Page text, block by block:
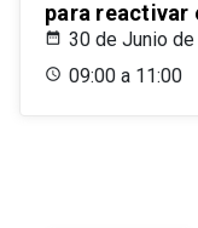
para reactivar
30 de Junio
09:00 a 11:00